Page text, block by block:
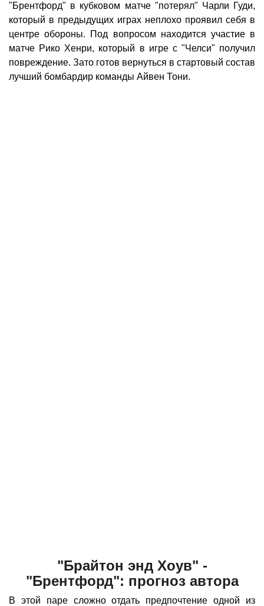
"Брентфорд" в кубковом матче "потерял" Чарли Гуди,
который в предыдущих играх неплохо проявил себя в
центре обороны. Под вопросом находится участие в
матче Рико Хенри, который в игре с "Челси" получил
повреждение. Зато готов вернуться в стартовый состав
лучший бомбардир команды Айвен Тони.
"Брайтон энд Хоув" -
"Брентфорд": прогноз автора
В этой паре сложно отдать предпочтение одной из